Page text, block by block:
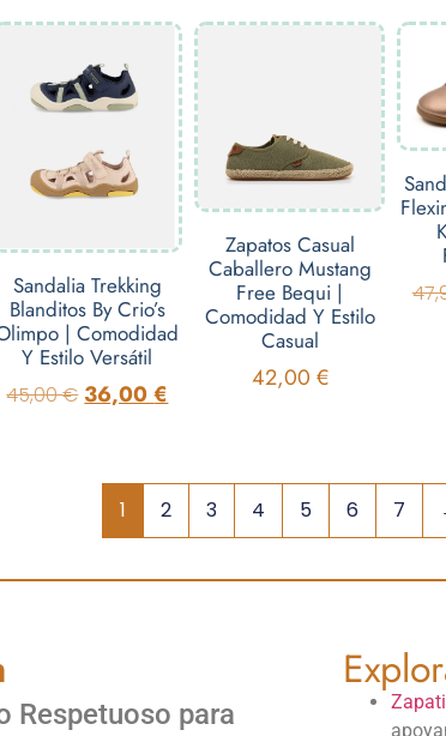
Sandalia Trekking
Blanditos By Crio’s
| Comodidad
Y Estilo Versátil
45,00€ 36,00€
Zapatos Casual
Caballero Mustang
Free Bequi |
Comodidad Y Estilo
Casual
42,00 €
1 2 3 4 5 6 7
Respetuoso para